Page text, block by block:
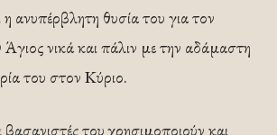
η ανυπέρβλητη θυσία του για τον
νικά και πάλιν με την αδάμαστη
του στον Κύριο.
βασανιστές του χρησιμο­ποιούν και